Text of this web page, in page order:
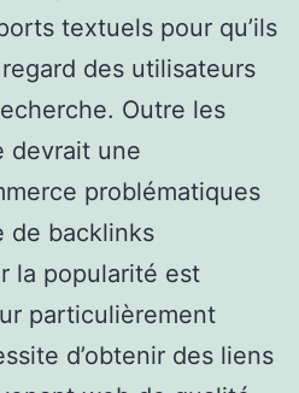
textuels pour qu’ils
des utilisateurs
Outre les
devrait une
problématiques
de backlinks
la popularité est
particulièrement
d’obtenir des liens